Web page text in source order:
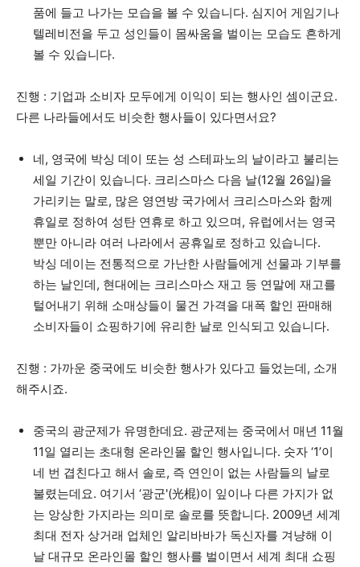
품에 들고 나가는 모습을 볼 수 있습니다. 심지어 게임기나
텔레비전을 두고 성인들이 몸싸움을 벌이는 모습도 흔하게
볼 수 있습니다.
진행 : 기업과 소비자 모두에게 이익이 되는 행사인 셈이군요.
다른 나라들에서도 비슷한 행사들이 있다면서요?
네, 영국에 박싱 데이 또는 성 스테파노의 날이라고 불리는
세일 기간이 있습니다. 크리스마스 다음 날(12월 26일)을
가리키는 말로, 많은 영연방 국가에서 크리스마스와 함께
휴일로 정하여 성탄 연휴로 하고 있으며, 유럽에서는 영국
뿐만 아니라 여러 나라에서 공휴일로 정하고 있습니다.
박싱 데이는 전통적으로 가난한 사람들에게 선물과 기부를
하는 날인데, 현대에는 크리스마스 재고 등 연말에 재고를
털어내기 위해 소매상들이 물건 가격을 대폭 할인 판매해
소비자들이 쇼핑하기에 유리한 날로 인식되고 있습니다.
진행 : 가까운 중국에도 비슷한 행사가 있다고 들었는데, 소개
해주시죠.
중국의 광군제가 유명한데요. 광군제는 중국에서 매년 11월
11일 열리는 초대형 온라인몰 할인 행사입니다. 숫자 ‘1’이
네 번 겹친다고 해서 솔로, 즉 연인이 없는 사람들의 날로
불렸는데요. 여기서 ‘광군'(光棍)이 잎이나 다른 가지가 없
는 앙상한 가지라는 의미로 솔로를 뜻합니다. 2009년 세계
최대 전자 상거래 업체인 알리바바가 독신자를 겨냥해 이
날 대규모 온라인몰 할인 행사를 벌이면서 세계 최대 쇼핑